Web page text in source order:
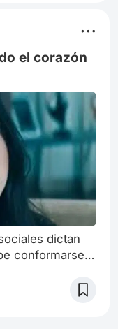
el corazón
dictan
conformarse
nuestras ideas